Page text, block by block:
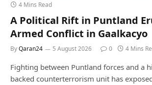
4 Mins Read
A Political Rift in Puntland
Armed Conflict in Gaalkacyo
ByQaran24 5 August 2026 0 4 Mins
Fighting between Puntland forces and a
backed counterterrorism unit has